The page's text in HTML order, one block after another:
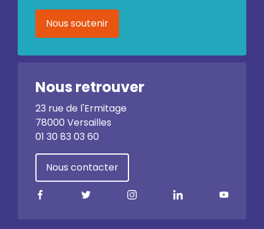
Nous soutenir
Nous retrouver
23 rue de l'Ermitage
78000 Versailles
01 30 83 03 60
Nous contacter